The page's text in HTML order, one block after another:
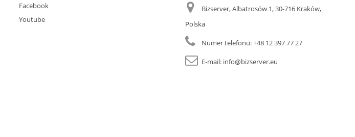
Facebook
Youtube
Bizserver, Albatrosów 1, 30-716 Kraków,
Polska
Numer telefonu:+48 12 397 77 27
E-mail: info@bizserver.eu